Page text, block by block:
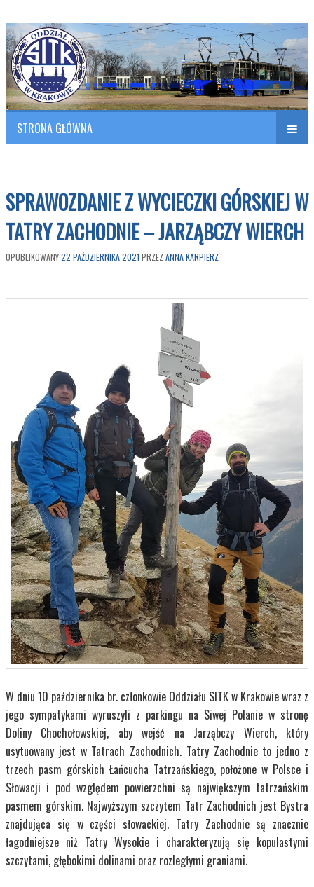
SITK RP Oddział w KRAKOWIE
Polish Association of Engineers & Technicians of Transportation
STRONA GŁÓWNA
SPRAWOZDANIE Z WYCIECZKI GÓRSKIEJ W
TATRY ZACHODNIE – JARZĄBCZY WIERCH
OPUBLIKOWANY22 PAŹDZIERNIKA 2021 PRZEZANNA KARPIERZ
W dniu 10 października br. członkowie Oddziału SITK w Krakowie wraz z
jego sympatykami wyruszyli z parkingu na Siwej Polanie w stronę
Doliny Chochołowskiej, aby wejść na Jarząbczy Wierch, który
usytuowany jest w Tatrach Zachodnich. Tatry Zachodnie to jedno z
trzech pasm górskich Łańcucha Tatrzańskiego, położone w Polsce i
Słowacji i pod względem powierzchni są największym tatrzańskim
pasmem górskim. Najwyższym szczytem Tatr Zachodnich jest Bystra
znajdująca się w części słowackiej. Tatry Zachodnie są znacznie
łagodniejsze niż Tatry Wysokie i charakteryzują się kopulastymi
szczytami, głębokimi dolinami oraz rozległymi graniami.